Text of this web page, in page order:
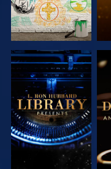
DÉCOUVRIR
LES SÉRIES